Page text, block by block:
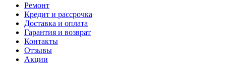
Ремонт
Кредит и рассрочка
Доставка и оплата
Гарантия и возврат
Контакты
Отзывы
Акции